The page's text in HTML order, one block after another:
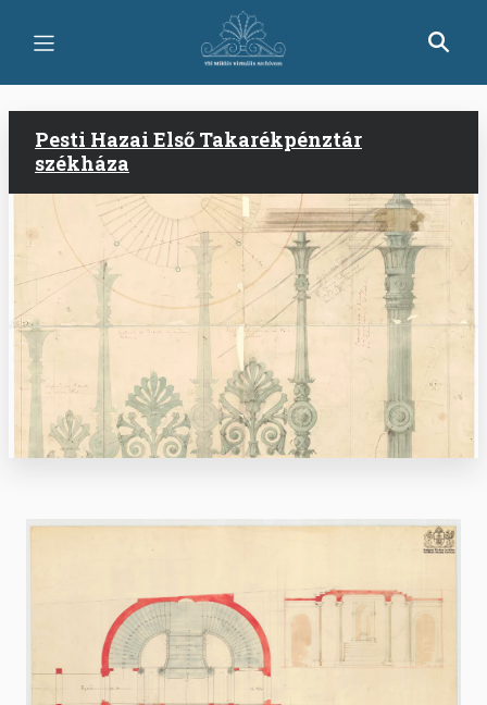
tartalomra
Pesti Hazai Első Takarékpénztár
székháza